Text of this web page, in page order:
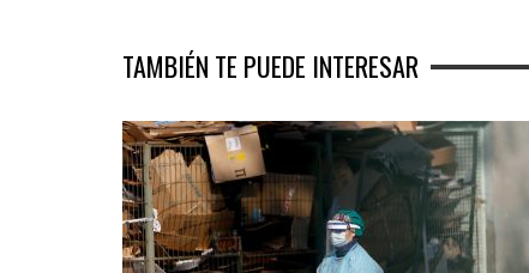
TAMBIÉN TE PUEDE INTERESAR